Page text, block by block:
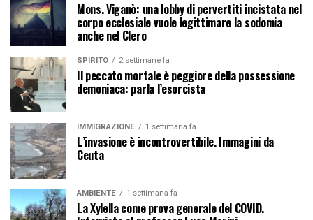
Mons. Viganò: una lobby di pervertiti incistata nel
corpo ecclesiale vuole legittimare la sodomia
anche nel Clero
SPIRITO 2 settimane fa
Il peccato mortale è peggiore della possessione
demoniaca: parla l’esorcista
IMMIGRAZIONE 1 settimana fa
L’invasione è incontrovertibile. Immagini da
Ceuta
AMBIENTE 1 settimana fa
La Xylella come prova generale del COVID.